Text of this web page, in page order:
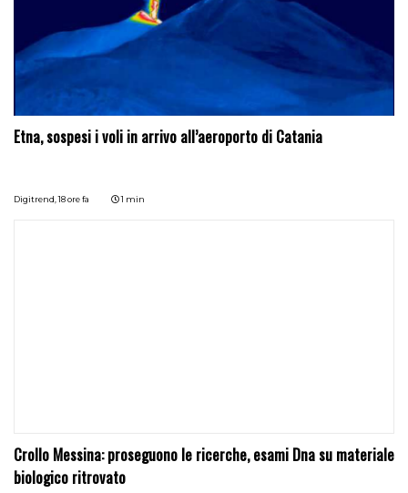
Etna, sospesi i voli in arrivo all’aeroporto di Catania
Digitrend,18 ore fa 1 min
Crollo Messina: proseguono le ricerche, esami Dna su materiale
biologico ritrovato